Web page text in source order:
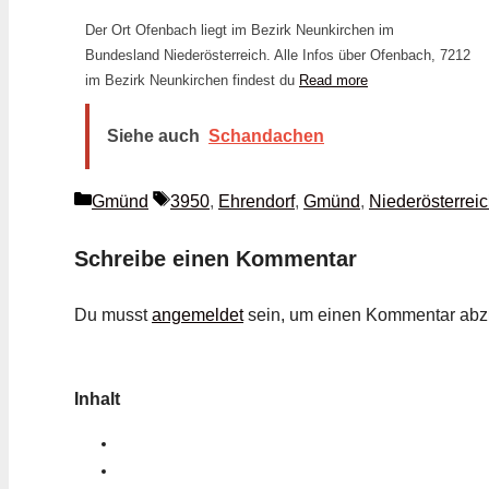
Der Ort Ofenbach liegt im Bezirk Neunkirchen im
Bundesland Niederösterreich. Alle Infos über Ofenbach, 7212
im Bezirk Neunkirchen findest du Read more
Siehe auch Schandachen
Kategorien
Gmünd Schlagwörter
3950, Ehrendorf, Gmünd,
Schreibe einen Kommentar
Du musstangemeldetsein, um einen Kommentar
Inhalt